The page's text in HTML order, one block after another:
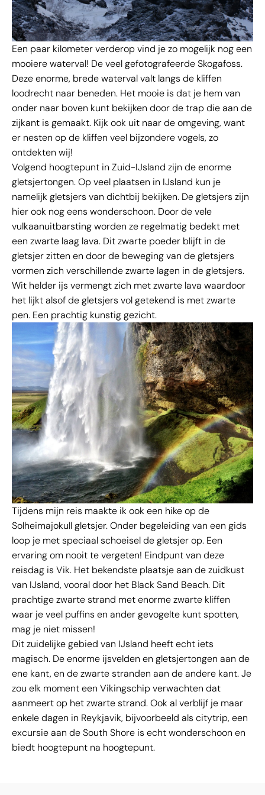
Een paar kilometer verderop vind je zo mogelijk nog een
mooiere waterval! De veel gefotografeerde Skogafoss.
Deze enorme, brede waterval valt langs de kliffen
loodrecht naar beneden. Het mooie is dat je hem van
onder naar boven kunt bekijken door de trap die aan de
zijkant is gemaakt. Kijk ook uit naar de omgeving, want
er nesten op de kliffen veel bijzondere vogels, zo
ontdekten wij!
Volgend hoogtepunt in Zuid-IJsland zijn de enorme
gletsjertongen. Op veel plaatsen in IJsland kun je
namelijk gletsjers van dichtbij bekijken. De gletsjers zijn
hier ook nog eens wonderschoon. Door de vele
vulkaanuitbarsting worden ze regelmatig bedekt met
een zwarte laag lava. Dit zwarte poeder blijft in de
gletsjer zitten en door de beweging van de gletsjers
vormen zich verschillende zwarte lagen in de gletsjers.
Wit helder ijs vermengt zich met zwarte lava waardoor
het lijkt alsof de gletsjers vol getekend is met zwarte
pen. Een prachtig kunstig gezicht.
Tijdens mijn reis maakte ik ook een hike op de
Solheimajokull gletsjer. Onder begeleiding van een gids
loop je met speciaal schoeisel de gletsjer op. Een
ervaring om nooit te vergeten! Eindpunt van deze
reisdag is Vik. Het bekendste plaatsje aan de zuidkust
van IJsland, vooral door het Black Sand Beach. Dit
prachtige zwarte strand met enorme zwarte kliffen
waar je veel puffins en ander gevogelte kunt spotten,
mag je niet missen!
Dit zuidelijke gebied van IJsland heeft echt iets
magisch. De enorme ijsvelden en gletsjertongen aan de
ene kant, en de zwarte stranden aan de andere kant. Je
zou elk moment een Vikingschip verwachten dat
aanmeert op het zwarte strand. Ook al verblijf je maar
enkele dagen in Reykjavik, bijvoorbeeld als citytrip, een
excursie aan de South Shore is echt wonderschoon en
biedt hoogtepunt na hoogtepunt.